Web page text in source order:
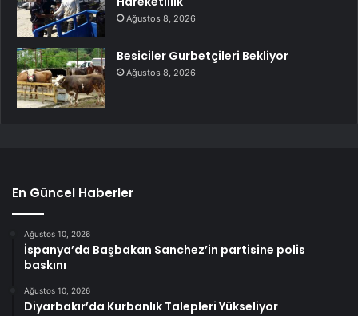
Ağustos 8, 2026
Besiciler Gurbetçileri Bekliyor
Ağustos 8, 2026
En Güncel Haberler
Ağustos 10, 2026
İspanya’da Başbakan Sanchez’in partisine polis
baskını
Ağustos 10, 2026
Diyarbakır’da Kurbanlık Talepleri Yükseliyor